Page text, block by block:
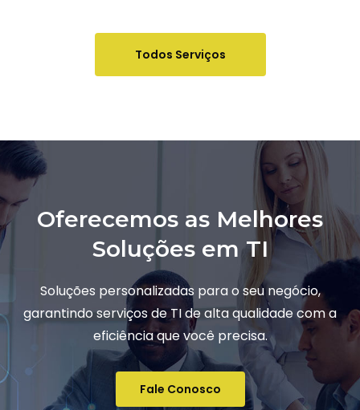
Todos Serviços
Oferecemos as Melhores
Soluções em TI
Soluções personalizadas para o seu negócio,
garantindo serviços de TI de alta qualidade com a
eficiência que você precisa.
Fale Conosco